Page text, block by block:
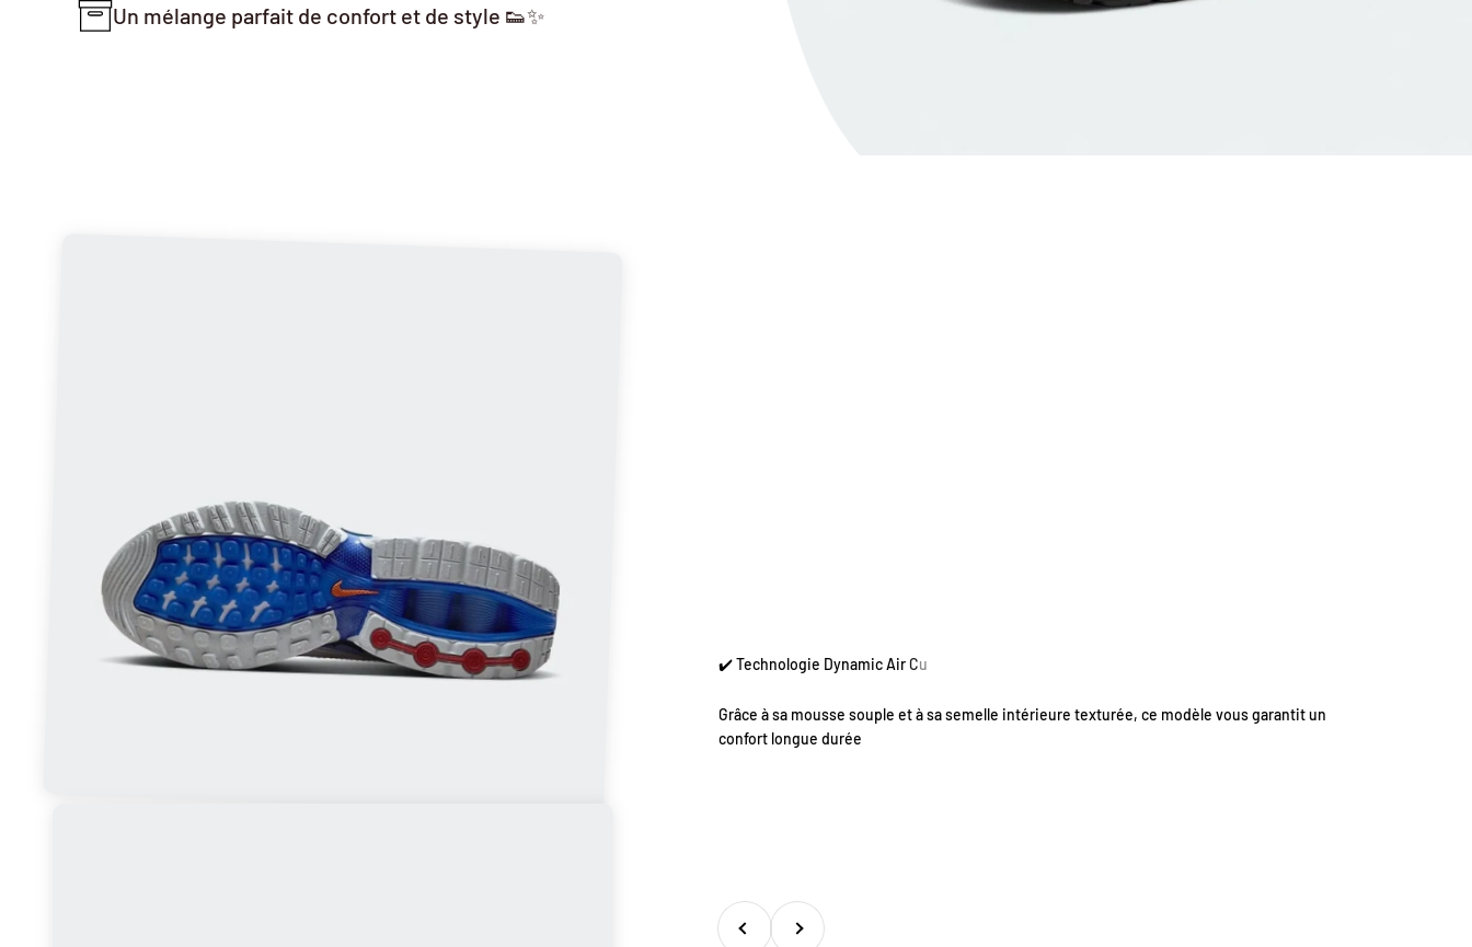
Un mélange parfait de confort et de style 👟✨
Grâce à sa mousse souple et à sa semelle intérieure texturée, ce modèle vous garantit un
confort longue durée
PreviousNext